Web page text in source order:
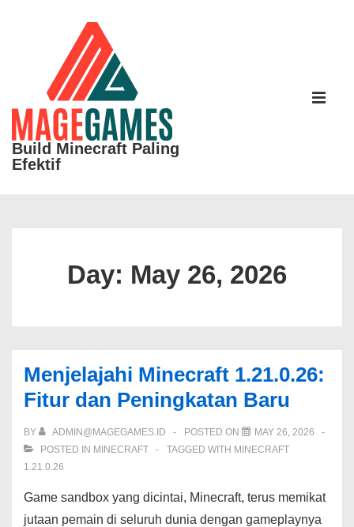
Build Minecraft Paling
Efektif
Main
Day: May 26, 2026
Menjelajahi Minecraft 1.21.0.26:
Fitur dan Peningkatan Baru
BY ADMIN@MAGEGAMES.ID POSTED ON
MAY 26, 2026
POSTED IN MINECRAFT TAGGED WITH MINECRAFT
1.21.0.26
Game sandbox yang dicintai, Minecraft, terus memikat
jutaan pemain di seluruh dunia dengan gameplaynya